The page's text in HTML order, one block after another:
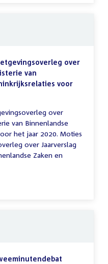
over
van
voor
over
van Binnenlandse
het jaar 2020. Moties
over Jaarverslag
Zaken en